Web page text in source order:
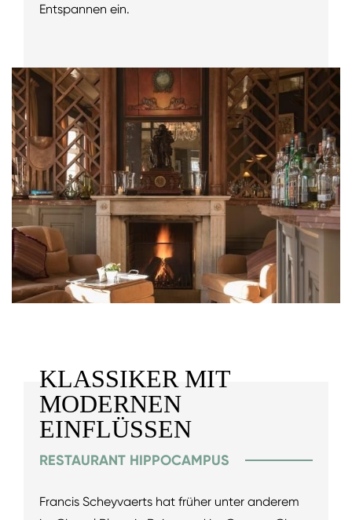
Entspannen ein.
KLASSIKER MIT
MODERNEN
EINFLÜSSEN
RESTAURANT HIPPOCAMPUS
Francis Scheyvaerts hat früher unter anderem